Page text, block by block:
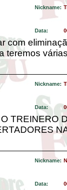
Nickname:
Data:
com
teremos
Nickname:
Data:
TREINERO
Nickname:
Data: